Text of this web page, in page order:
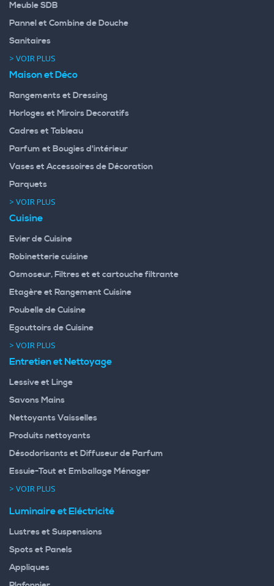
Meuble SDB
Pannel et Combine de Douche
Sanitaires
> VOIR PLUS
Maison et Déco
Rangements et Dressing
Horloges et Miroirs Decoratifs
Cadres et Tableau
Parfum et Bougies d'intérieur
Vases et Accessoires de Décoration
Parquets
> VOIR PLUS
Cuisine
Evier de Cuisine
Robinetterie cuisine
Osmoseur, Filtres et et cartouche filtrante
Etagère et Rangement Cuisine
Poubelle de Cuisine
Egouttoirs de Cuisine
> VOIR PLUS
Entretien et Nettoyage
Lessive et Linge
Savons Mains
Nettoyants Vaisselles
Produits nettoyants
Désodorisants et Diffuseur de Parfum
Essuie-Tout et Emballage Ménager
> VOIR PLUS
Luminaire et Eléctricité
Lustres et Suspensions
Spots et Panels
Appliques